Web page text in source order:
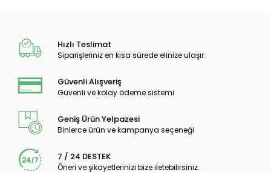
Hızlı Teslimat
Siparişleriniz en kısa sürede elinize ulaşır.
Güvenli Alışveriş
Güvenli ve kolay ödeme sistemi
Geniş Ürün Yelpazesi
Binlerce ürün ve kampanya seçeneği
7 / 24 DESTEK
Öneri ve şikayetlerinizi bize iletebilirsiniz.